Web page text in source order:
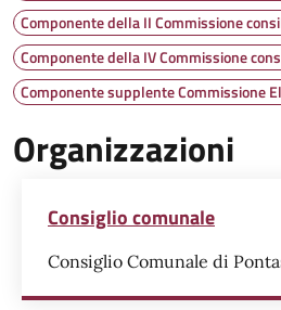
Componente della II Commissione
Componente della IV Commissione
Componente supplente Commissione
Organizzazioni
Consiglio comunale
Consiglio Comunale di